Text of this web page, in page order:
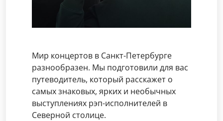
Мир концертов в Санкт-Петербурге
разнообразен. Мы подготовили для вас
путеводитель, который расскажет о
самых знаковых, ярких и необычных
выступлениях рэп-исполнителей в
Северной столице.